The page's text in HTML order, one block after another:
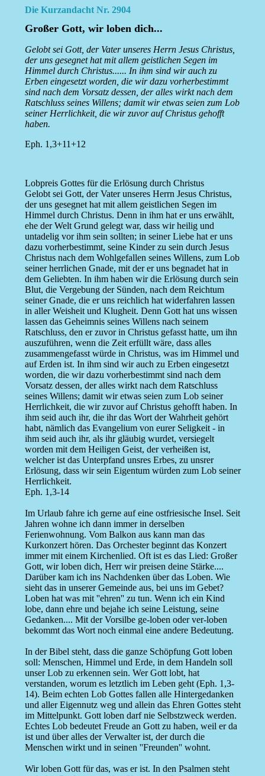
Die Kurzandacht Nr. 2904
Großer Gott, wir loben dich...
Gelobt sei Gott, der Vater unseres Herrn Jesus Christus,
der uns gesegnet hat mit allem geistlichen Segen im
Himmel durch Christus...... In ihm sind wir auch zu
Erben eingesetzt worden, die wir dazu vorherbestimmt
sind nach dem Vorsatz dessen, der alles wirkt nach dem
Ratschluss seines Willens; damit wir etwas seien zum Lob
seiner Herrlichkeit, die wir zuvor auf Christus gehofft
haben.
Eph. 1,3+11+12
Lobpreis Gottes für die Erlösung durch Christus
Gelobt sei Gott, der Vater unseres Herrn Jesus Christus,
der uns gesegnet hat mit allem geistlichen Segen im
Himmel durch Christus. Denn in ihm hat er uns erwählt,
ehe der Welt Grund gelegt war, dass wir heilig und
untadelig vor ihm sein sollten; in seiner Liebe hat er uns
dazu vorherbestimmt, seine Kinder zu sein durch Jesus
Christus nach dem Wohlgefallen seines Willens, zum Lob
seiner herrlichen Gnade, mit der er uns begnadet hat in
dem Geliebten. In ihm haben wir die Erlösung durch sein
Blut, die Vergebung der Sünden, nach dem Reichtum
seiner Gnade, die er uns reichlich hat widerfahren lassen
in aller Weisheit und Klugheit. Denn Gott hat uns wissen
lassen das Geheimnis seines Willens nach seinem
Ratschluss, den er zuvor in Christus gefasst hatte, um ihn
auszuführen, wenn die Zeit erfüllt wäre, dass alles
zusammengefasst würde in Christus, was im Himmel und
auf Erden ist. In ihm sind wir auch zu Erben eingesetzt
worden, die wir dazu vorherbestimmt sind nach dem
Vorsatz dessen, der alles wirkt nach dem Ratschluss
seines Willens; damit wir etwas seien zum Lob seiner
Herrlichkeit, die wir zuvor auf Christus gehofft haben. In
ihm seid auch ihr, die ihr das Wort der Wahrheit gehört
habt, nämlich das Evangelium von eurer Seligkeit - in
ihm seid auch ihr, als ihr gläubig wurdet, versiegelt
worden mit dem Heiligen Geist, der verheißen ist,
welcher ist das Unterpfand unsres Erbes, zu unsrer
Erlösung, dass wir sein Eigentum würden zum Lob seiner
Herrlichkeit.
Eph. 1,3-14
Im Urlaub fahre ich gerne auf eine ostfriesische Insel. Seit
Jahren wohne ich dann immer in derselben
Ferienwohnung. Vom Balkon aus kann man das
Kurkonzert hören. Das Orchester beginnt das Konzert
immer mit einem Kirchenlied. Oft ist es das Lied: Großer
Gott, wir loben dich, Herr wir preisen deine Stärke....
Darüber kam ich ins Nachdenken über das Loben. Wie
sieht das in unserer Gemeinde aus, bei uns im Gebet?
Loben hat was mit ''ehren'' zu tun. Wenn ich ein Kind
lobe, dann ehre und bejahe ich seine Leistung, seine
Gedanken.... Mit der Vorsilbe ge-loben oder ver-loben
bekommt das Wort noch einmal eine andere Bedeutung.
In der Bibel steht, dass die ganze Schöpfung Gott loben
soll: Menschen, Himmel und Erde, in dem Handeln soll
unser Lob zu erkennen sein. Wer Gott lobt, hat
verstanden, worum es letztlich im Leben geht (Eph. 1,3-
14). Beim echten Lob Gottes fallen alle Hintergedanken
und aller Eigennutz weg und allein das Ehren Gottes steht
im Mittelpunkt. Gott loben darf nie Selbstzweck werden.
Echtes Lob bedeutet Freude an Gott zu haben, weil er da
ist und über alles der Verwalter ist, der durch die
Menschen wirkt und in seinen ''Freunden'' wohnt.
Wir loben Gott für das, was er ist. In den Psalmen steht